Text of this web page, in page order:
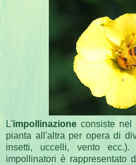
L'impollinazione consiste nel
pianta all'altra per opera di
insetti, uccelli, vento
impollinatori è rappresentato